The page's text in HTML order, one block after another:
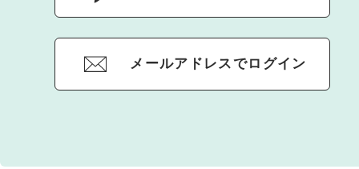
メールアドレスでログイン